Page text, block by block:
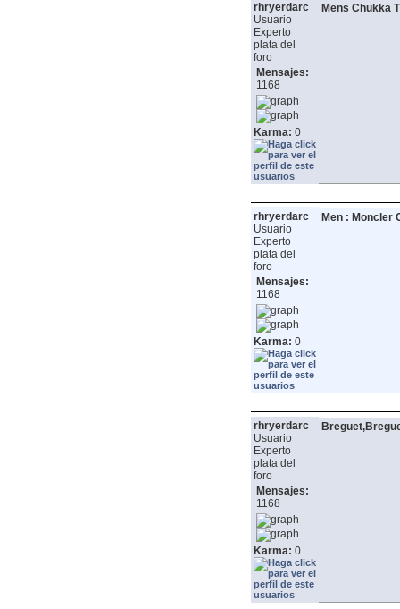
rhryerdarc
Usuario
Experto
plata del
foro
Mensajes:
1168
Karma: 0
Mens Chukka
rhryerdarc
Usuario
Experto
plata del
foro
Mensajes:
1168
Karma: 0
Men : Moncler
rhryerdarc
Usuario
Experto
plata del
foro
Mensajes:
1168
Karma: 0